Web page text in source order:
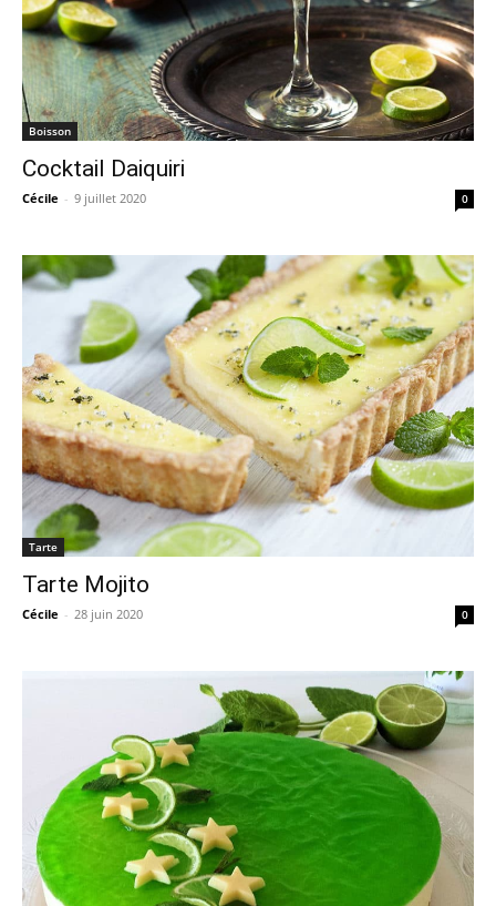
Boisson
Cocktail Daiquiri
Cécile - 9 juillet 2020 0
Tarte
Tarte Mojito
Cécile - 28 juin 2020 0